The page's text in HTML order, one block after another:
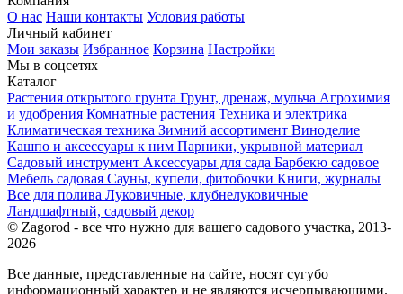
О нас Наши контакты Условия работы
Личный кабинет
Мои заказы Избранное Корзина Настройки
Мы в соцсетях
Каталог
Растения открытого грунта Грунт, дренаж, мульча Агрохимия
и удобрения Комнатные растения Техника и электрика
Климатическая техника Зимний ассортимент Виноделие
Кашпо и аксессуары к ним Парники, укрывной материал
Садовый инструмент Аксессуары для сада Барбекю садовое
Мебель садовая Сауны, купели, фитобочки Книги, журналы
Все для полива Луковичные, клубнелуковичные
Ландшафтный, садовый декор
© Zagorod - все что нужно для вашего садового участка, 2013-
2026
Все данные, представленные на сайте, носят сугубо
информационный характер и не являются исчерпывающими.